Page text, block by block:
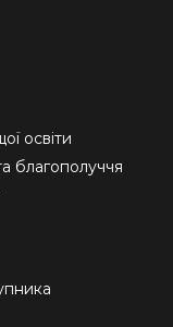
освіти
благополуччя